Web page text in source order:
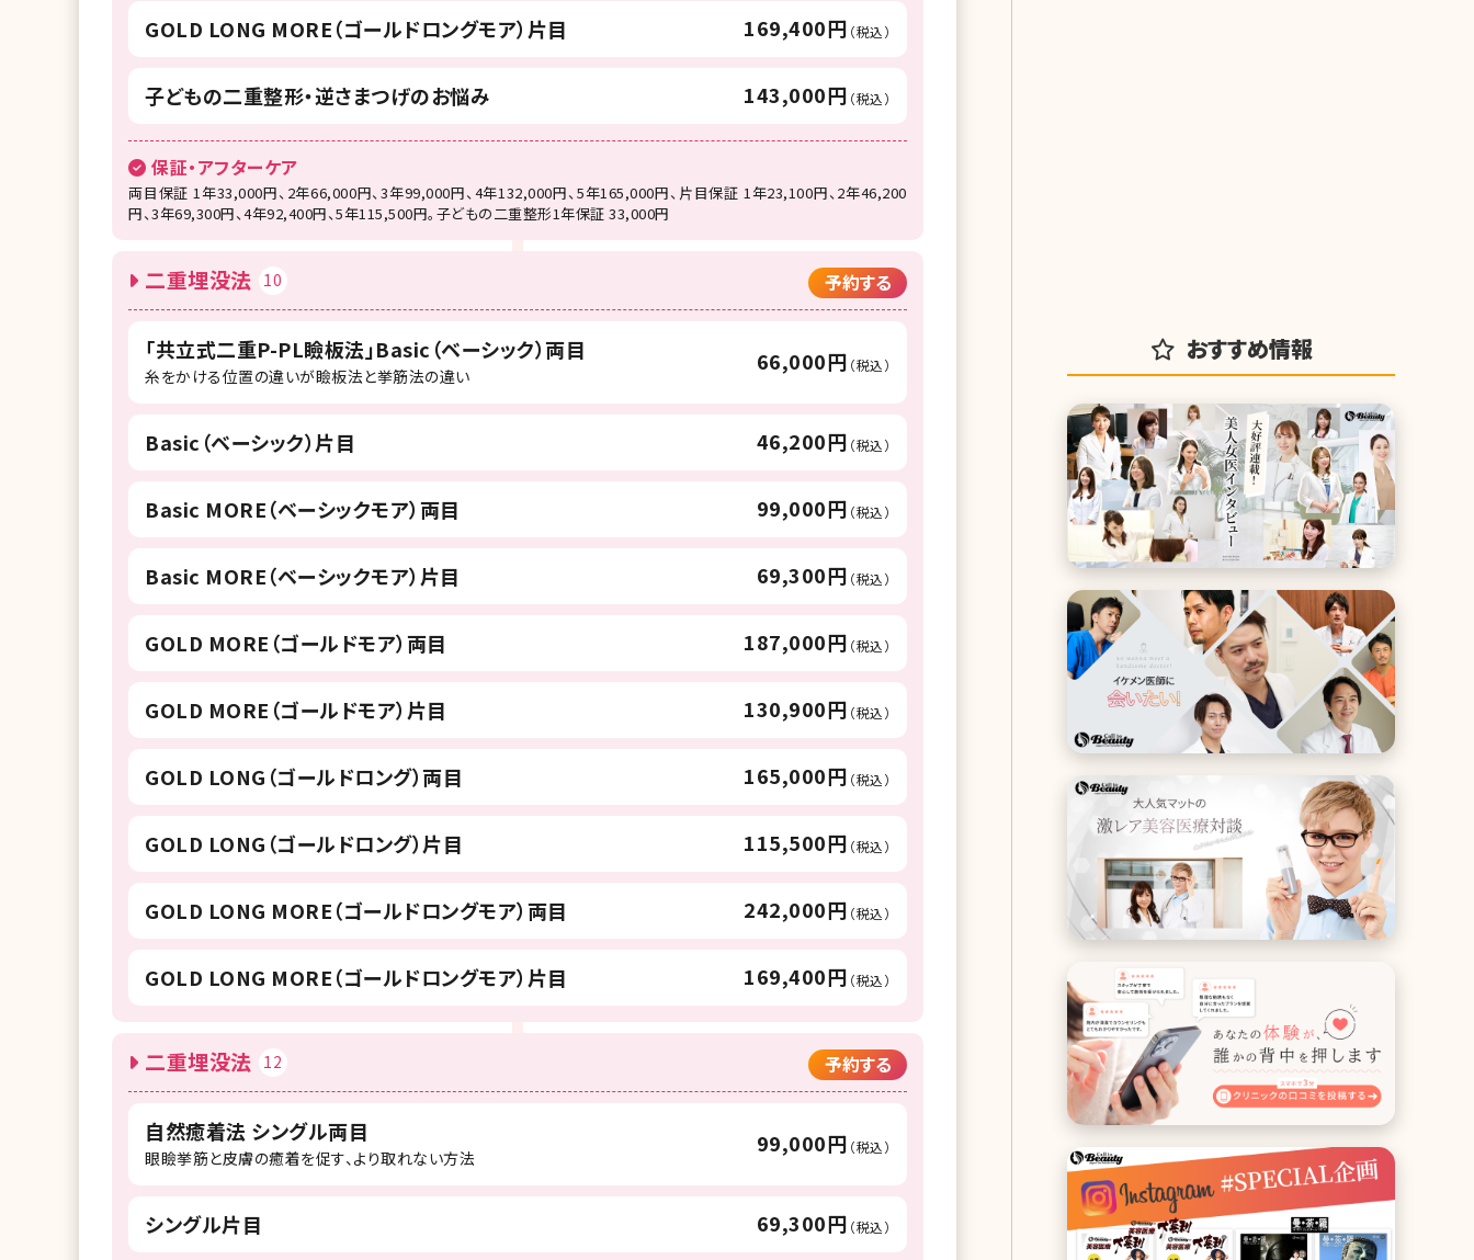
GOLD LONG MORE（ゴールドロングモア）片目 169,400円 （税込）
子どもの二重整形・逆さまつげのお悩み 143,000円 （税込）
保証・アフターケア
両目保証 1年33,000円、2年66,000円、3年99,000円、4年132,000円、5年165,000円、片目保証 1年23,100円、2年46,200
円、3年69,300円、4年92,400円、5年115,500円。子どもの二重整形1年保証 33,000円
二重埋没法 10 予約する
「共立式二重P-PL瞼板法」Basic（ベーシック）両目
糸をかける位置の違いが瞼板法と挙筋法の違い
66,000円 （税込）
Basic（ベーシック）片目 46,200円 （税込）
Basic MORE（ベーシックモア）両目 99,000円 （税込）
Basic MORE（ベーシックモア）片目 69,300円 （税込）
GOLD MORE（ゴールドモア）両目 187,000円 （税込）
GOLD MORE（ゴールドモア）片目 130,900円 （税込）
GOLD LONG（ゴールドロング）両目 165,000円 （税込）
GOLD LONG（ゴールドロング）片目 115,500円 （税込）
GOLD LONG MORE（ゴールドロングモア）両目 242,000円 （税込）
GOLD LONG MORE（ゴールドロングモア）片目 169,400円 （税込）
二重埋没法 12 予約する
自然癒着法 シングル両目
眼瞼挙筋と皮膚の癒着を促す、より取れない方法
99,000円 （税込）
シングル片目 69,300円 （税込）
おすすめ情報